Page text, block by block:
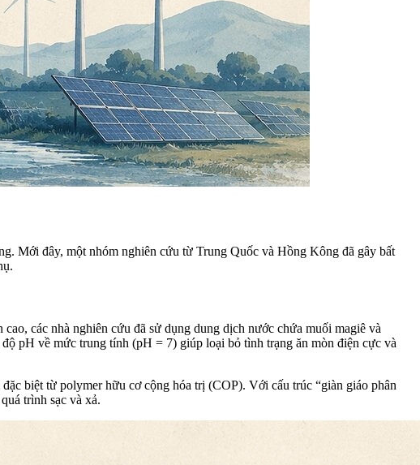
Mới đây, một nhóm nghiên cứu từ Trung Quốc và Hồng Kông đã gây bất
các nhà nghiên cứu đã sử dụng dung dịch nước chứa muối magiê và
pH về mức trung tính (pH = 7) giúp loại bỏ tình trạng ăn mòn điện cực và
biệt từ polymer hữu cơ cộng hóa trị (COP). Với cấu trúc “giàn giáo phân
trình sạc và xả.